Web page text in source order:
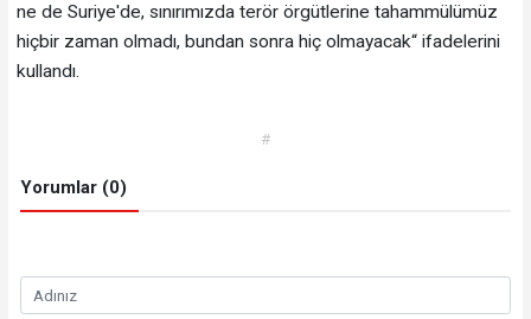
ne de Suriye'de, sınırımızda terör örgütlerine tahammülümüz
hiçbir zaman olmadı, bundan sonra hiç olmayacak“ ifadelerini
kullandı.
#
Yorumlar (0)